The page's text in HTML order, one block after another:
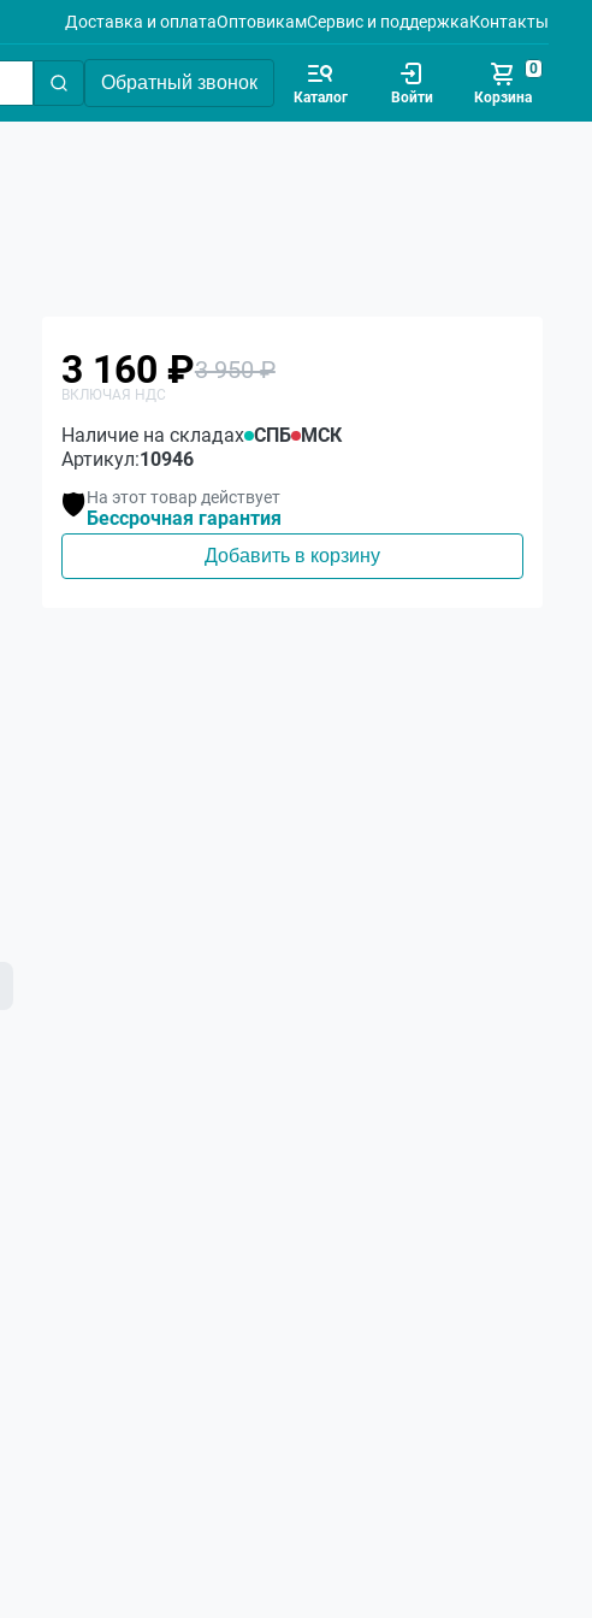
Доставка и оплатаОптовикамСервис и поддержкаКонтакты
Обратный звонок
Каталог Войти Корзина
0
3 160 ₽3 950 ₽
Наличие на складах СПБ МСК
Артикул:10946
🛡️На этот товар действует
Бессрочная гарантия
Добавить в корзину